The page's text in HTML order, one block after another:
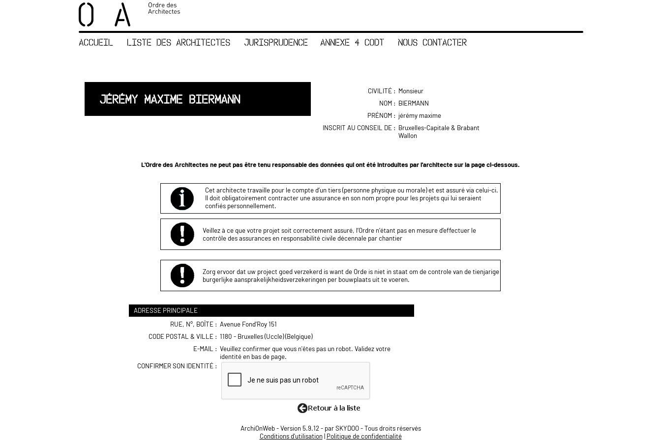
ACCUEIL LISTE DES ARCHITECTES JURISPRUDENCE ANNEXE 4 CODT NOUS CONTACTER
JÉRÉMY MAXIME BIERMANN
CIVILITÉ : Monsieur
NOM : BIERMANN
PRÉNOM : jérémy maxime
INSCRIT AU CONSEIL DE : Bruxelles-Capitale & Brabant
Wallon
L'Ordre des Architectes ne peut pas être tenu responsable des données qui ont été introduites par l'architecte sur la page ci-dessous.
Cet architecte travaille pour le compte d’un tiers (personne physique ou morale) et est assuré via celui-ci.
Il doit obligatoirement contracter une assurance en son nom propre pour les projets qui lui seraient
confiés personnellement.
Veillez à ce que votre projet soit correctement assuré, l’Ordre n’étant pas en mesure d’effectuer le
contrôle des assurances en responsabilité civile décennale par chantier
Zorg ervoor dat uw project goed verzekerd is want de Orde is niet in staat om de controle van de tienjarige
burgerlijke aansprakelijkheidsverzekeringen per bouwplaats uit te voeren.
ADRESSE PRINCIPALE
RUE, N°, BOÎTE : Avenue Fond'Roy 151
CODE POSTAL & VILLE : 1180 - Bruxelles (Uccle) (Belgique)
E-MAIL : Veuillez confirmer que vous n'êtes pas un robot. Validez votre
identité en bas de page.
CONFIRMER SON IDENTITÉ :
ArchiOnWeb - Version 5.9.12 - par SKYDOO - Tous droits réservés
Conditions d'utilisation| Politique de confidentialité